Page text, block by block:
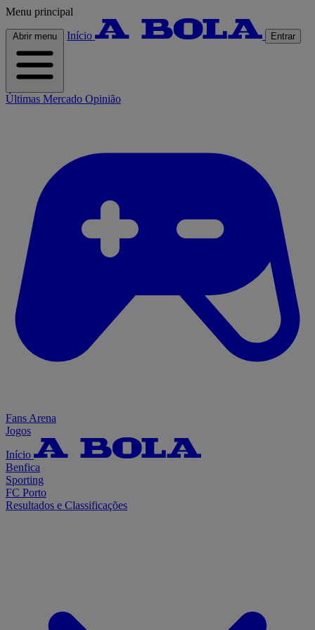
Menu principal
Abrir menu Início Entrar
Últimas Mercado Opinião
Fans Arena
Jogos
Início
Benfica
Sporting
FC Porto
Resultados e Classificações